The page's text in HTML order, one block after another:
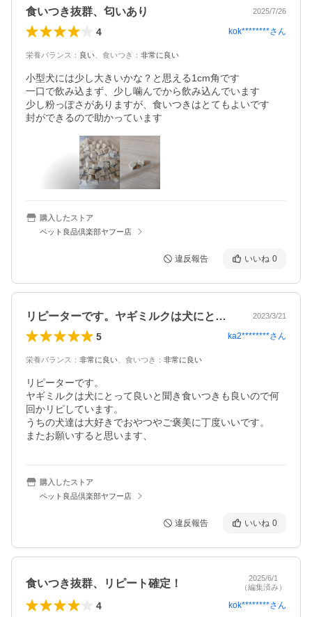
食いつき抜群、匂いあり 2025/7/26
4 kok********さん
栄養バランス ： 良い 食いつき ： 非常に良い
小型犬には少し大きいかな？と思える1cm角です
一口で飲み込まず、少し噛んでから飲み込んでいます
少し粉っぽさがありますが、食いつきはとてもよいです
購入したストア
ペット良品倶楽部ヤフー店
違反報告 いいね 0
リピーターです。ヤギミルクは犬にとって… 2023/3/21
5 ka2********さん
栄養バランス ： 非常に良い 食いつき ： 非常に良い
リピーターです。
ヤギミルクは犬にとって良いと聞き食いつきも良いので何
回かリピしています。
うちの犬達は大好きでおやつやご褒美に丁度いいです。
またお願いすると思います、
購入したストア
ペット良品倶楽部ヤフー店
違反報告 いいね 0
食いつき抜群、リピート確定！
2025/6/1
（編集済み）
4 kok********さん